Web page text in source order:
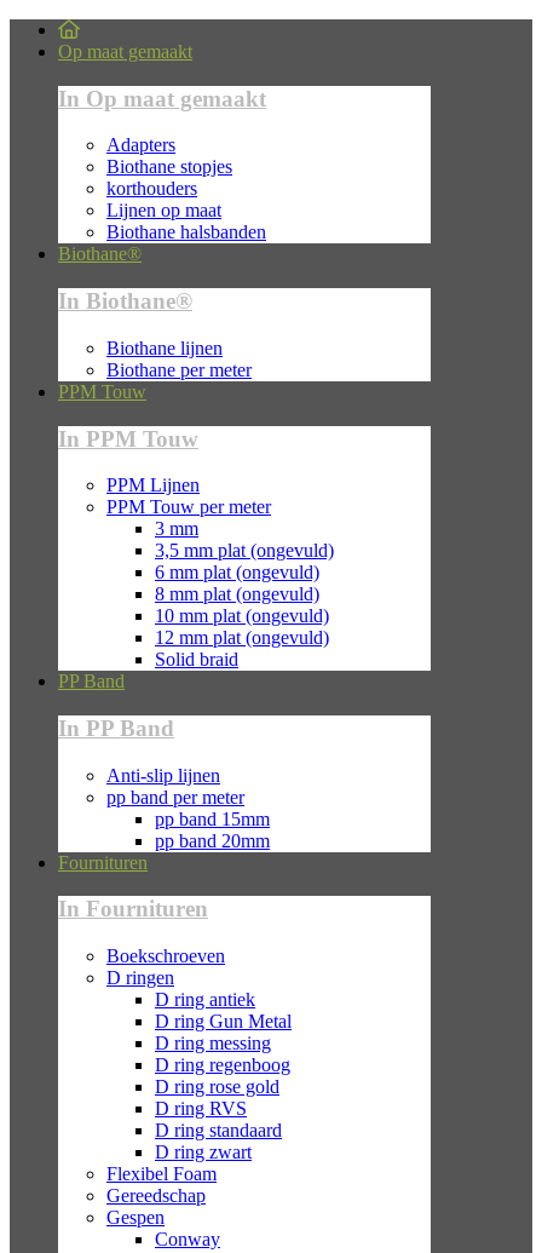
Op maat gemaakt
In Op maat gemaakt
Adapters
Biothane stopjes
korthouders
Lijnen op maat
Biothane halsbanden
Biothane®
In Biothane®
Biothane lijnen
Biothane per meter
PPM Touw
In PPM Touw
PPM Lijnen
PPM Touw per meter
3 mm
3,5 mm plat (ongevuld)
6 mm plat (ongevuld)
8 mm plat (ongevuld)
10 mm plat (ongevuld)
12 mm plat (ongevuld)
Solid braid
PP Band
In PP Band
Anti-slip lijnen
pp band per meter
pp band 15mm
pp band 20mm
Fournituren
In Fournituren
Boekschroeven
D ringen
D ring antiek
D ring Gun Metal
D ring messing
D ring regenboog
D ring rose gold
D ring RVS
D ring standaard
D ring zwart
Flexibel Foam
Gereedschap
Gespen
Conway